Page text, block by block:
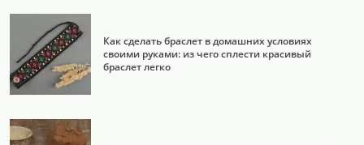
Как сделать браслет в домашних условиях
своими руками: из чего сплести красивый
браслет легко